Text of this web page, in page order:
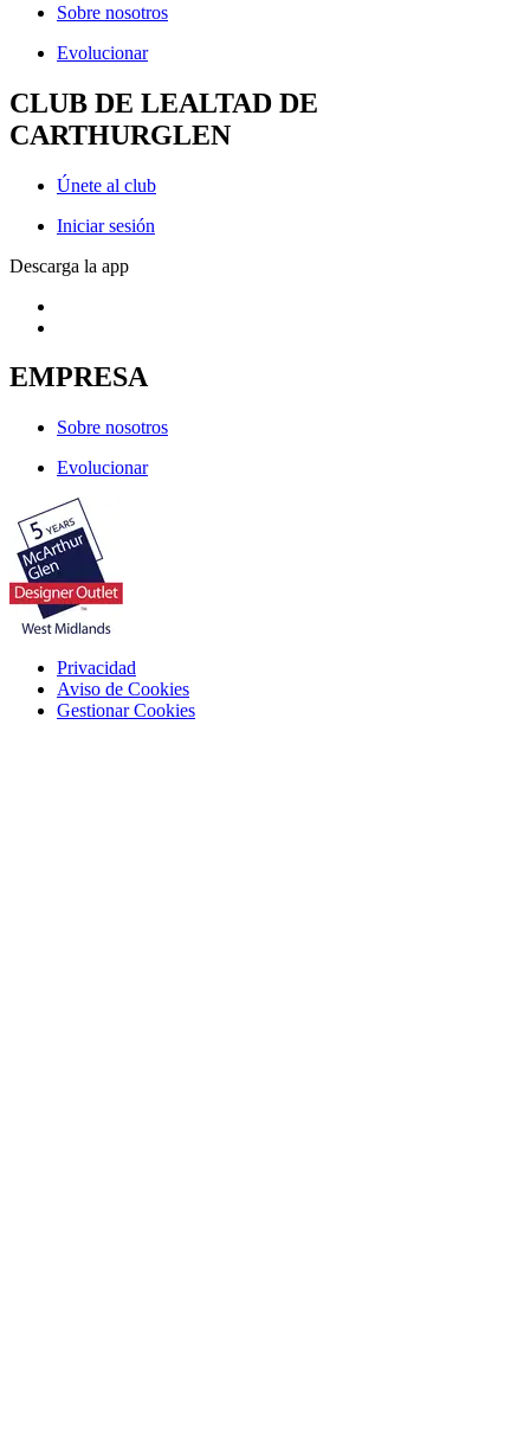
Sobre nosotros
Evolucionar
CLUB DE LEALTAD DE
CARTHURGLEN
Únete al club
Iniciar sesión
Descarga la app
EMPRESA
Sobre nosotros
Evolucionar
Privacidad
Aviso de Cookies
Gestionar Cookies